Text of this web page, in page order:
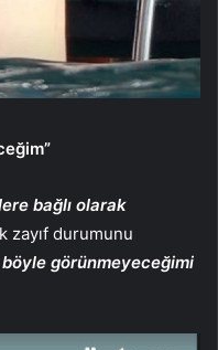
bağlı olarak
zayıf durumunu
görünmeyeceğimi